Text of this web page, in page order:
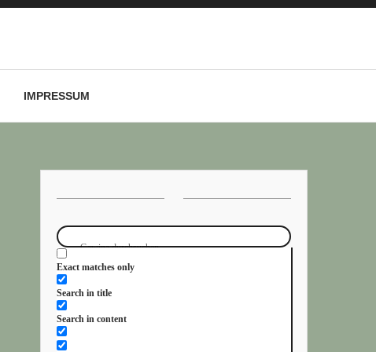
IMPRESSUM
Exact matches only
Search in title
Search in content